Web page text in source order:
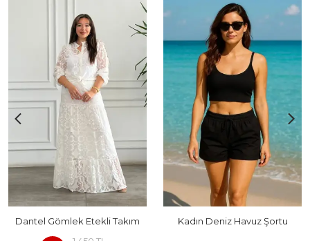
Dantel Gömlek Etekli Takım Kadın Deniz Havuz Şortu